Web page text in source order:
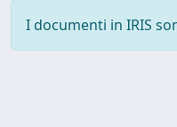
I documenti in IRIS